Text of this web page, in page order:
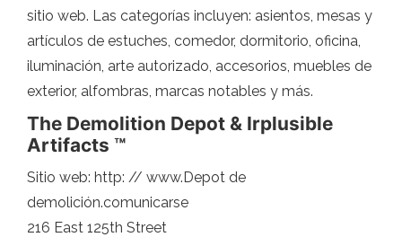
sitio web. Las categorías incluyen: asientos, mesas y
artículos de estuches, comedor, dormitorio, oficina,
iluminación, arte autorizado, accesorios, muebles de
exterior, alfombras, marcas notables y más.
The Demolition Depot & Irplusible
Artifacts ™
Sitio web: http: // www.Depot de
demolición.comunicarse
216 East 125th Street